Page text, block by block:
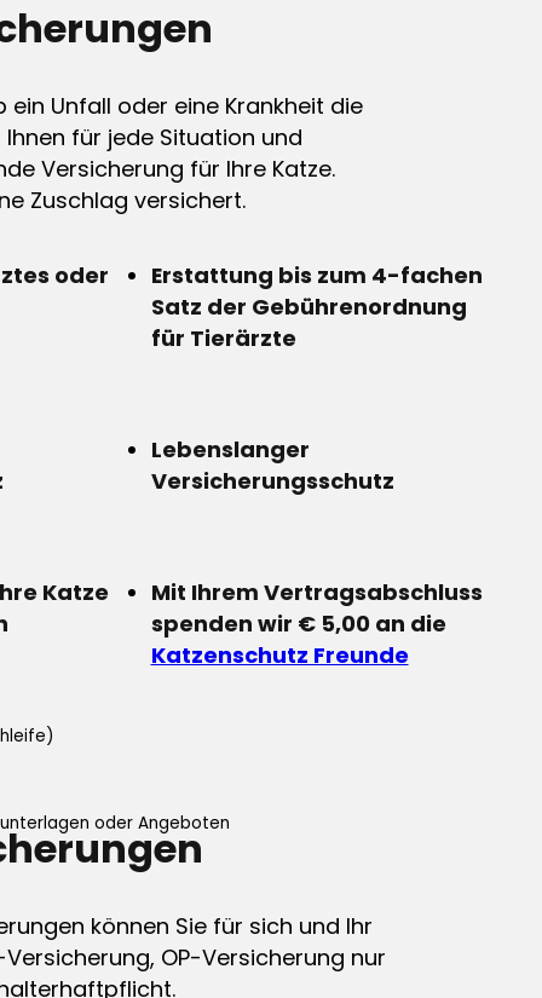
Unfall oder eine Krankheit die
für jede Situation und
Versicherung für Ihre Katze.
Zuschlag versichert.
oder
Erstattung bis zum 4-fachen
Satz der Gebührenordnung
für Tierärzte
Lebenslanger
Versicherungsschutz
Katze
Mit Ihrem Vertragsabschluss
spenden wir € 5,00 an die
Katzenschutz Freunde
oder Angeboten
können Sie für sich und Ihr
OP-Versicherung nur